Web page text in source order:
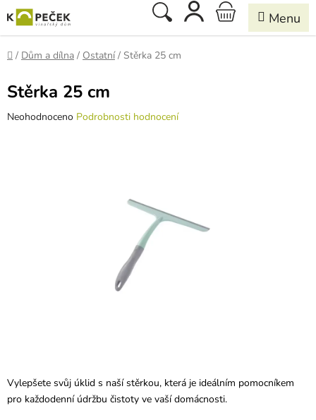
na
obsah
Hledat
NÁKUPNÍ
KOŠÍK
Domů
/ Dům a dílna / Ostatní / Stěrka 25 cm
Vylepšete svůj úklid s naší stěrkou, která je ideálním pomocníkem
pro každodenní údržbu čistoty ve vaší domácnosti.
Stěrka 25 cm
Průměrné
Neohodnoceno Podrobnosti hodnocení